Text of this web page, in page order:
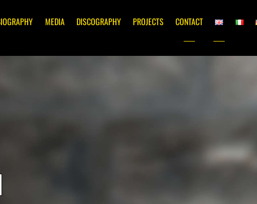
MEDIA DISCOGRAPHY PROJECTS CONTACT